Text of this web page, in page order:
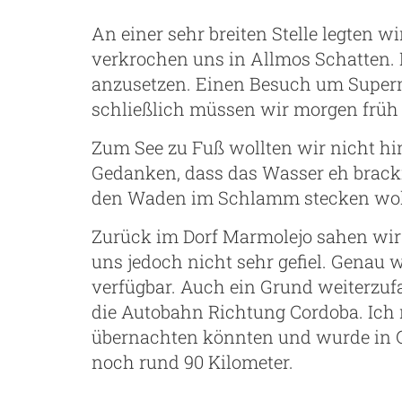
An einer sehr breiten Stelle legten
verkrochen uns in Allmos Schatten.
anzusetzen. Einen Besuch um
schließlich müssen wir morgen früh
Zum See zu Fuß wollten wir nicht
Gedanken, dass das Wasser eh
den Waden im Schlamm stecken
Zurück im Dorf Marmolejo sahen
uns jedoch nicht sehr gefiel. Genau
verfügbar. Auch ein Grund
die Autobahn Richtung Cordoba.
übernachten könnten und wurde in
noch rund 90 Kilometer.